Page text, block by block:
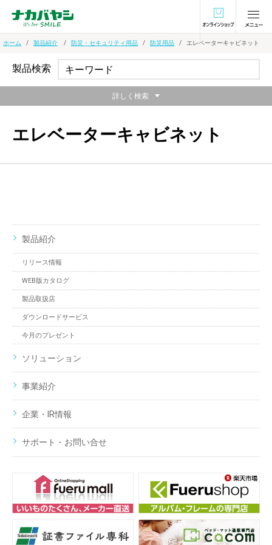
オンラインショ
ホーム 製品紹介 防災・セキュリティ用品 防災用品 エレベーターキャビネット
エレベーターキャビネット
製品検索
詳しく検索
製品紹介
リリース情報
WEB版カタログ
製品取扱店
ダウンロードサービス
今月のプレゼント
ソリューション
事業紹介
企業・IR情報
サポート・お問い合せ